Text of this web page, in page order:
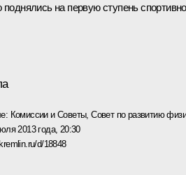
на первую ступень
Комиссии и Советы,Совет по развитию
2013 года, 20:30
kremlin.ru/d/18848